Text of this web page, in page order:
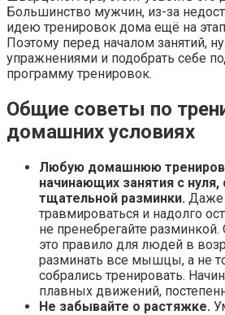
Большинство мужчин, из-за
идею тренировок дома ещё на
Поэтому перед началом занятий,
упражнениями и подобрать себе
программу тренировок.
Общие советы по
домашних условиях
Любую домашнюю
начинающих занятия с нуля,
тщательной разминки. Даже
травмироваться и надолго
не пренебрегайте разминкой.
это правило для людей в
разминать все мышцы, а не
собрались тренировать.
плавных движений,
Не забывайте о растяжке.